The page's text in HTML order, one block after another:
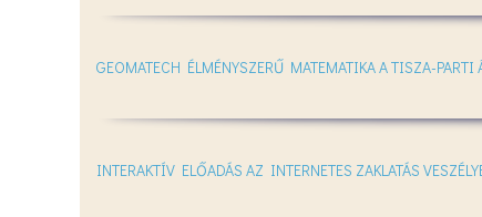
GEOMATECH ÉLMÉNYSZERŰ MATEMATIKA A TISZA-PARTI
INTERAKTÍV ELŐADÁS AZ INTERNETES ZAKLATÁS